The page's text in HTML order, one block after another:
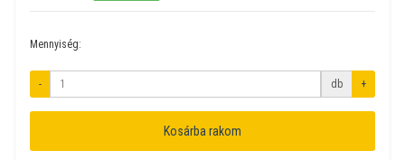
Mennyiség:
- db +
Kosárba rakom